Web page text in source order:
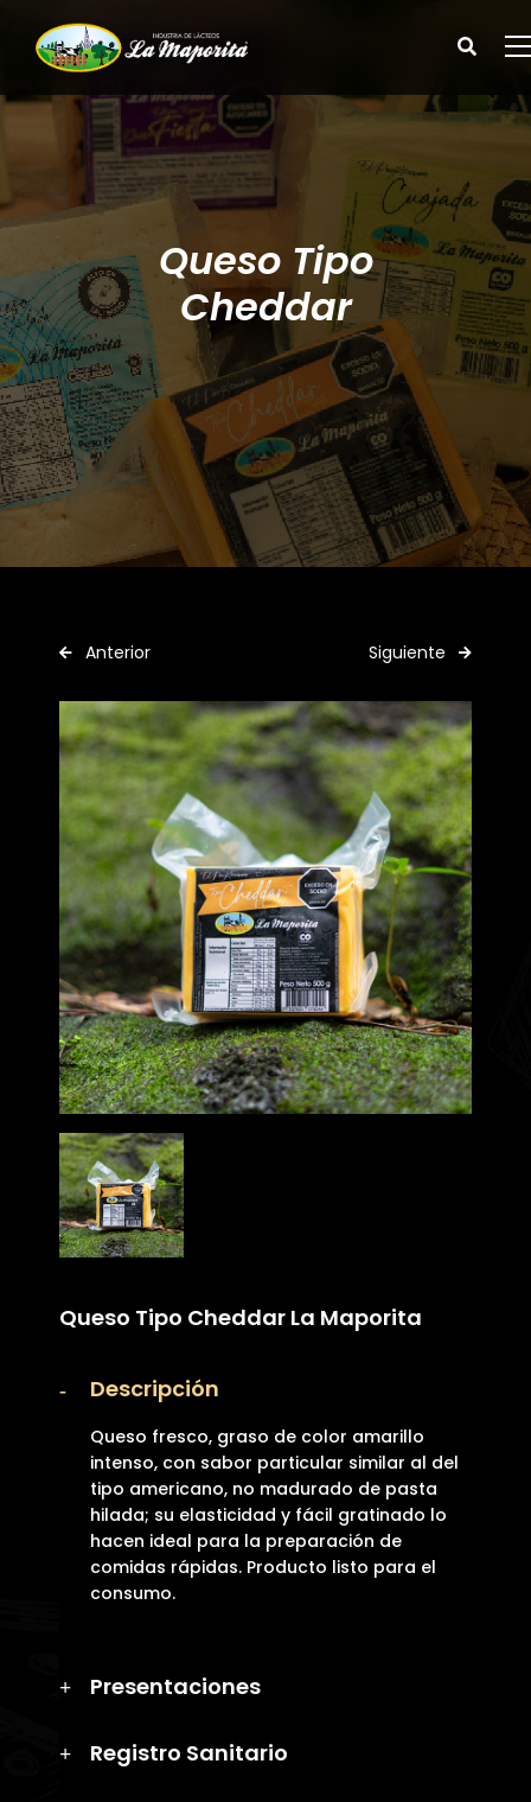
Queso Tipo
Cheddar
Anterior Siguiente
Queso Tipo Cheddar La Maporita
Descripción
Queso fresco, graso de color amarillo
intenso, con sabor particular similar al del
tipo americano, no madurado de pasta
hilada; su elasticidad y fácil gratinado lo
hacen ideal para la preparación de
comidas rápidas. Producto listo para el
consumo.
Presentaciones
Registro Sanitario